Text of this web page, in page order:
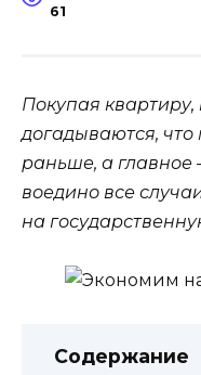
61
Покупая
догадываются,
раньше, а
воедино все
на
Содержание